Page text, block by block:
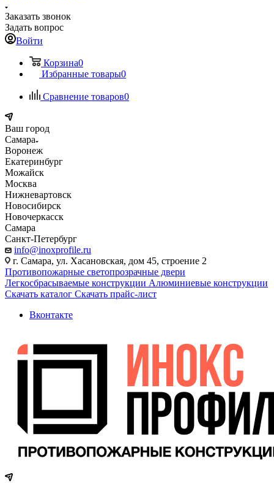
Заказать звонок
Задать вопрос
Войти
Корзина0
Избранные товары0
Сравнение товаров0
Ваш город
Самара
Воронеж
Екатеринбург
Можайск
Москва
Нижневартовск
Новосибирск
Новочеркасск
Самара
Санкт-Петербург
info@inoxprofile.ru
г. Самара, ул. Хасановская, дом 45, строение 2
Противопожарные светопрозрачные двери
Легкосбрасываемые конструкции Алюминиевые конструкции
Скачать каталог Скачать прайс-лист
Вконтакте